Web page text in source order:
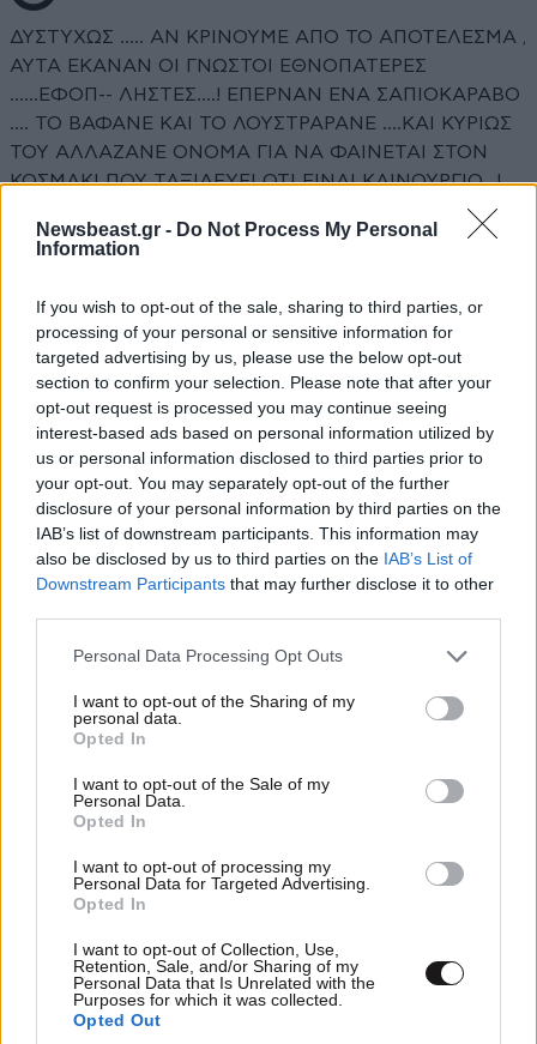
Newsbeast.gr - Do Not Process My Personal
Information
If you wish to opt-out of the sale, sharing to third parties, or
processing of your personal or sensitive information for
targeted advertising by us, please use the below opt-out
section to confirm your selection. Please note that after your
opt-out request is processed you may continue seeing
interest-based ads based on personal information utilized by
us or personal information disclosed to third parties prior to
your opt-out. You may separately opt-out of the further
disclosure of your personal information by third parties on the
IAB’s list of downstream participants. This information may
also be disclosed by us to third parties on the IAB’s List of
Downstream Participants that may further disclose it to other
Please note that this website/app uses one or more Google
not limited to your visit or usage behaviour. You may click to
grant or deny consent to Google and its third-party tags to
use your data for below specified purposes in below Google
consent section.
Personal Data Processing Opt Outs
I want to opt-out of the Sharing of my
personal data.
Opted In
I want to opt-out of the Sale of my
Personal Data.
Opted In
I want to opt-out of processing my
Personal Data for Targeted Advertising.
Opted In
I want to opt-out of Collection, Use,
Retention, Sale, and/or Sharing of my
Personal Data that Is Unrelated with the
Purposes for which it was collected.
Opted Out
ΔΥΣΤΥΧΩΣ ..... ΑΝ ΚΡΙΝΟΥΜΕ ΑΠΟ ΤΟ ΑΠΟΤΕΛΕΣΜΑ ,
ΑΥΤΑ ΕΚΑΝΑΝ ΟΙ ΓΝΩΣΤΟΙ ΕΘΝΟΠΑΤΕΡΕΣ
......ΕΦΟΠ-- ΛΗΣΤΕΣ....! ΕΠΕΡΝΑΝ ΕΝΑ ΣΑΠΙΟΚΑΡΑΒΟ
.... ΤΟ ΒΑΦΑΝΕ ΚΑΙ ΤΟ ΛΟΥΣΤΡΑΡΑΝΕ ....ΚΑΙ ΚΥΡΙΩΣ
ΤΟΥ ΑΛΛΑΖΑΝΕ ΟΝΟΜΑ ΓΙΑ ΝΑ ΦΑΙΝΕΤΑΙ ΣΤΟΝ
ΚΟΣΜΑΚΙ ΠΟΥ ΤΑΞΙΔΕΥΕΙ ΟΤΙ ΕΙΝΑΙ ΚΑΙΝΟΥΡΓΙΟ...!
ΑΣΦΑΛΙΖΟΥΝ ..... ΚΑΙ ΤΟ ΦΟΡΤΩΝΑΝΕ ΑΝΘΡΩΠΙΝΕΣ
ΑΣΦΑΛΙΣΤΩΝ ΕΙΝΑΙ ΚΑΙ ΘΑ ΕΙΝΑΙ ΜΙΑ........! ΕΧΩ
ΣΤΗΝ ΑΣΦΑΛΕΙΑ ΣΟΥ ......10 ΒΑΠΟΡΙΑ ,,,, ΓΙΑ 20
ΧΡΟΝΙΑ ...! ΗΡΘΕ ΛΟΙΠΟΝ Η ΩΡΑ ΝΑ ΜΟΥ ΠΑΡΕΙΣ .......
ΕΝΑ ΚΑΙΝΟΥΡΓΙΟ....! ΕΥΤΥΧΩΣ ΠΟΥ ΔΕΝ ΤΑΞΙΔΕΥΕ
ΤΟ ΕΝ ΛΟΓΩ ΠΛΟΙΟ ....ΠΡΩΗΝ ΕΤΣΙ ....ΠΡΩΗΝ
ΑΛΛΟΙΩΣ ...ΠΡΩΗΝ ΑΛΛΟΙΩΤΙΚΑ ..... ΚΑΙ
ΠΑΣΑΛΙΜΑΝΙΟΤΙΚΑ....!
Απαντήστε
TRENDING